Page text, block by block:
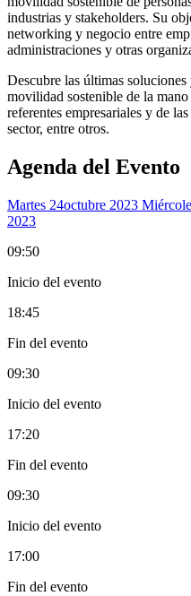
industrias y stakeholders. Su
networking y negocio entre
administraciones y otras
Descubre las últimas
movilidad sostenible de la
referentes empresariales y de
sector, entre otros.
Agenda del Evento
Martes 24Octubre 2023
2023
09:50
Inicio del evento
18:45
Fin del evento
09:30
Inicio del evento
17:20
Fin del evento
09:30
Inicio del evento
17:00
Fin del evento